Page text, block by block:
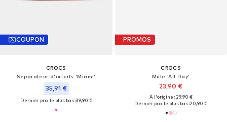
COUPON
CROCS
Séparateur d'orteils 'Miami'
35,91 €
Dernier prix le plus bas :39,90 €
PROMOS
CROCS
Mule 'All Day'
23,90 €
À l'origine : 29,90 €
Dernier prix le plus bas :20,90 €